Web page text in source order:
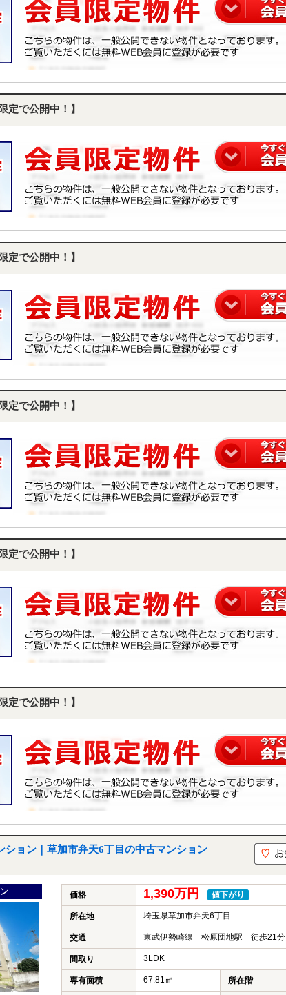
定で公開中！】
定で公開中！】
定で公開中！】
定で公開中！】
定で公開中！】
ション｜草加市弁天6丁目の中古マンション
価格 1,390万円 値下がり
所在地 埼玉県草加市弁天6丁目
交通 東武伊勢崎線 松原団地駅 徒歩21分
間取り 3LDK
専有面積 67.81㎡ 所在階